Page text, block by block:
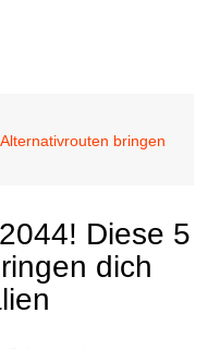
bringen
Diese 5
dich